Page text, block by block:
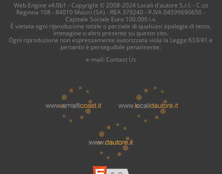
Web Engine v4.0b1 - Copyright © 2008-2024 Locali d'autore S.r.l. - C.so
Reginna 108 - 84010 Maiori (SA) - REA 379240 - P.IVA 04599690650 -
Capitale Sociale Euro 100.000 i.v.
È vietata ogni riproduzione totale o parziale di qualsiasi tipologia di testo,
immagine o altro presente su questo sito.
Ogni riproduzione non espressamente autorizzata viola la Legge 633/41 e
pertanto è perseguibile penalmente.
e-mail: Contact Us